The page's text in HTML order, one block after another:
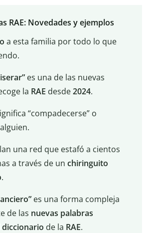
RAE: Novedades y ejemplos
a esta familia por todo lo que
es una de las nuevas
la RAE desde2024.
“compadecerse” o
una red que estafó a cientos
a través de un chiringuito
.
es una forma compleja
de las nuevas palabras
diccionario de la RAE.